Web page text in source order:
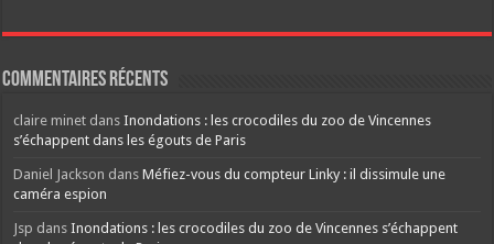
Commentaires récents
claire minet dansInondations : les crocodiles du zoo de Vincennes
s’échappent dans les égouts de Paris
Daniel Jackson dansMéfiez-vous du compteur Linky : il dissimule une
caméra espion
Jsp dansInondations : les crocodiles du zoo de Vincennes s’échappent